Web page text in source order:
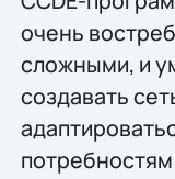
очень
сложными, и
создавать